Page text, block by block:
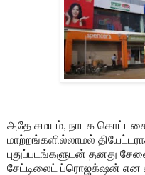
அதே சமயம், நாடக
மாற்றங்களில்லாமல்
புதுப்படங்களுடன் தனது
சேட்டிலைட் ப்ரொஜக்‌ஷன் என